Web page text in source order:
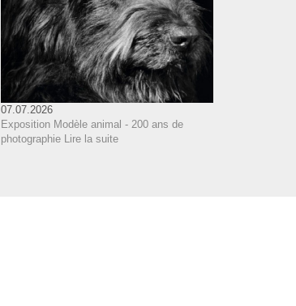
07.07.2026
Exposition Modèle animal - 200 ans de
photographie Lire la suite